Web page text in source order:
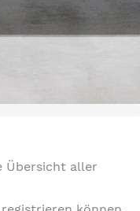
Übersicht aller